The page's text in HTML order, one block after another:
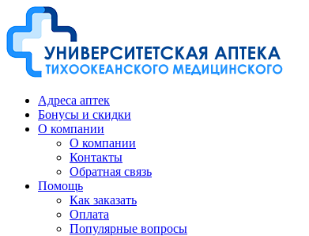
Адреса аптек
Бонусы и скидки
О компании
О компании
Контакты
Обратная связь
Помощь
Как заказать
Оплата
Популярные вопросы